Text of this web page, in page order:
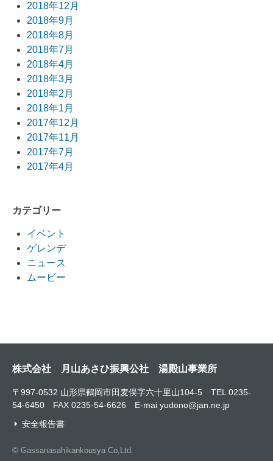
2018年12月
2018年9月
2018年8月
2018年7月
2018年4月
2018年3月
2018年2月
2018年1月
2017年12月
2017年11月
2017年7月
2017年4月
カテゴリー
イベント
ゲレンデ
ニュース
ムービー
株式会社 月山あさひ振興公社 湯殿山事業所
〒997-0532 山形県鶴岡市田麦俣字六十里山104-5 TEL 0235-
54-6450 FAX 0235-54-6626 E-mai yudono@jan.ne.jp
安全報告書
© Gassanasahikankousya Co,Ltd.